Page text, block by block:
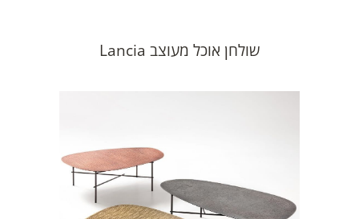
שולחן אוכל מעוצב Lancia